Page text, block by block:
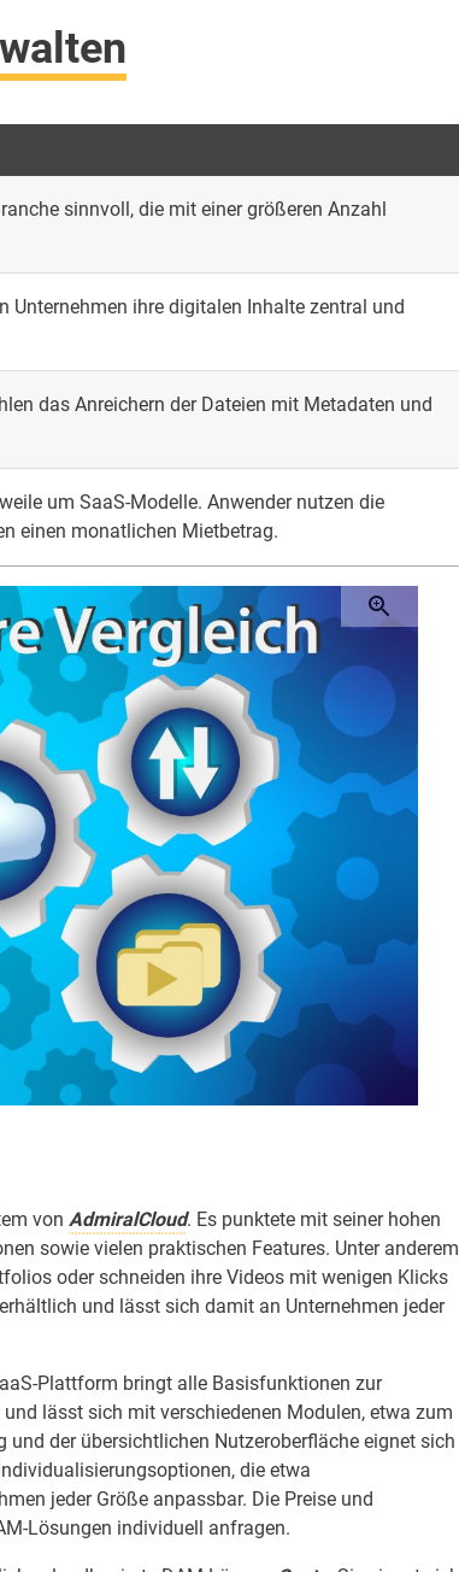
sinnvoll, die mit einer größeren Anzahl
Unternehmen ihre digitalen Inhalte zentral und
das Anreichern der Dateien mit Metadaten und
um SaaS-Modelle. Anwender nutzen die
einen monatlichen Mietbetrag.
von AdmiralCloud. Es punktete mit seiner hohen
sowie vielen praktischen Features. Unter anderem
oder schneiden ihre Videos mit wenigen Klicks
und lässt sich damit an Unternehmen jeder
Plattform bringt alle Basisfunktionen zur
lässt sich mit verschiedenen Modulen, etwa zum
der übersichtlichen Nutzeroberfläche eignet sich
die etwa
jeder Größe anpassbar. Die Preise und
Lösungen individuell anfragen.